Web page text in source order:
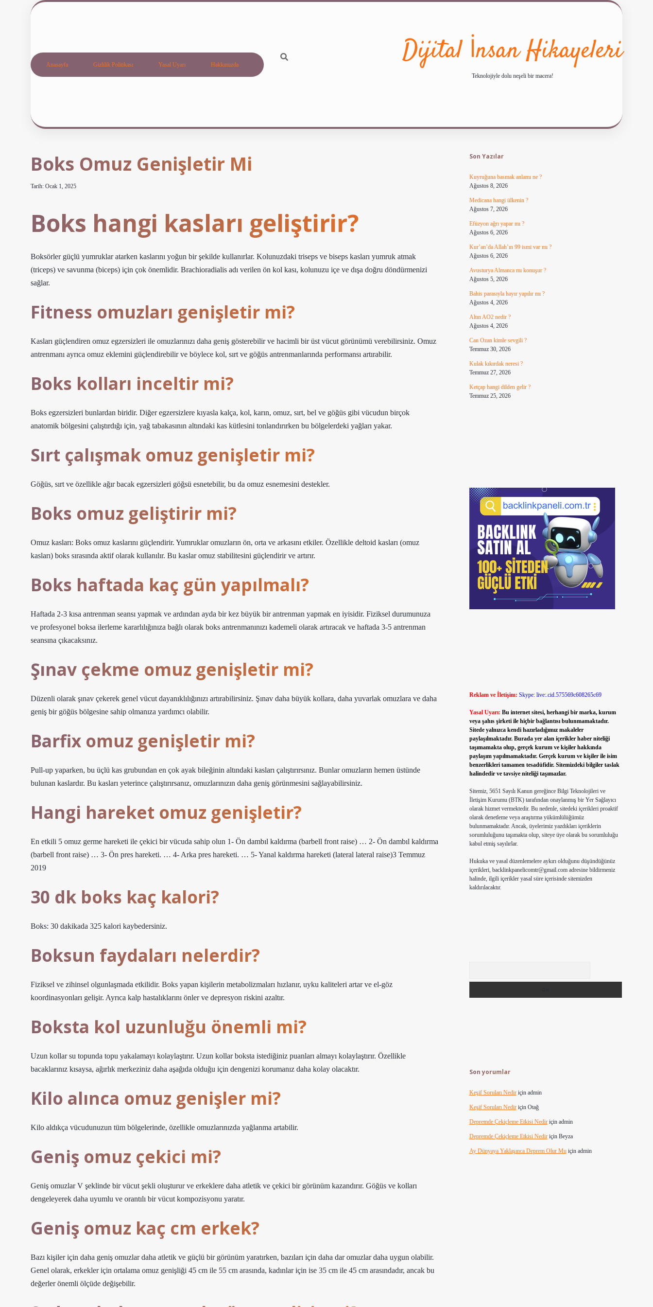
Anasayfa Gizlilik Politikası Yasal Uyarı Hakkımızda Dijital İnsan Hikayeleri
Teknolojiyle dolu neşeli bir macera!
Boks Omuz Genişletir Mi
Tarih: Ocak 1, 2025
Boks hangi kasları geliştirir?
Boksörler güçlü yumruklar atarken kaslarını yoğun bir şekilde kullanırlar. Kolunuzdaki triseps ve biseps kasları yumruk atmak
(triceps) ve savunma (biceps) için çok önemlidir. Brachioradialis adı verilen ön kol kası, kolunuzu içe ve dışa doğru döndürmenizi
sağlar.
Fitness omuzları genişletir mi?
Kasları güçlendiren omuz egzersizleri ile omuzlarınızı daha geniş gösterebilir ve hacimli bir üst vücut görünümü verebilirsiniz. Omuz
antrenmanı ayrıca omuz eklemini güçlendirebilir ve böylece kol, sırt ve göğüs antrenmanlarında performansı artırabilir.
Boks kolları inceltir mi?
Boks egzersizleri bunlardan biridir. Diğer egzersizlere kıyasla kalça, kol, karın, omuz, sırt, bel ve göğüs gibi vücudun birçok
anatomik bölgesini çalıştırdığı için, yağ tabakasının altındaki kas kütlesini tonlandırırken bu bölgelerdeki yağları yakar.
Sırt çalışmak omuz genişletir mi?
Göğüs, sırt ve özellikle ağır bacak egzersizleri göğsü esnetebilir, bu da omuz esnemesini destekler.
Boks omuz geliştirir mi?
Omuz kasları: Boks omuz kaslarını güçlendirir. Yumruklar omuzların ön, orta ve arkasını etkiler. Özellikle deltoid kasları (omuz
kasları) boks sırasında aktif olarak kullanılır. Bu kaslar omuz stabilitesini güçlendirir ve artırır.
Boks haftada kaç gün yapılmalı?
Haftada 2-3 kısa antrenman seansı yapmak ve ardından ayda bir kez büyük bir antrenman yapmak en iyisidir. Fiziksel durumunuza
ve profesyonel boksa ilerleme kararlılığınıza bağlı olarak boks antrenmanınızı kademeli olarak artıracak ve haftada 3-5 antrenman
seansına çıkacaksınız.
Şınav çekme omuz genişletir mi?
Düzenli olarak şınav çekerek genel vücut dayanıklılığınızı artırabilirsiniz. Şınav daha büyük kollara, daha yuvarlak omuzlara ve daha
geniş bir göğüs bölgesine sahip olmanıza yardımcı olabilir.
Barfix omuz genişletir mi?
Pull-up yaparken, bu üçlü kas grubundan en çok ayak bileğinin altındaki kasları çalıştırırsınız. Bunlar omuzların hemen üstünde
bulunan kaslardır. Bu kasları yeterince çalıştırırsanız, omuzlarınızın daha geniş görünmesini sağlayabilirsiniz.
Hangi hareket omuz genişletir?
En etkili 5 omuz germe hareketi ile çekici bir vücuda sahip olun 1- Ön dambıl kaldırma (barbell front raise) … 2- Ön dambıl kaldırma
(barbell front raise) … 3- Ön pres hareketi. … 4- Arka pres hareketi. … 5- Yanal kaldırma hareketi (lateral lateral raise)3 Temmuz
2019
30 dk boks kaç kalori?
Boks: 30 dakikada 325 kalori kaybedersiniz.
Boksun faydaları nelerdir?
Fiziksel ve zihinsel olgunlaşmada etkilidir. Boks yapan kişilerin metabolizmaları hızlanır, uyku kaliteleri artar ve el-göz
koordinasyonları gelişir. Ayrıca kalp hastalıklarını önler ve depresyon riskini azaltır.
Boksta kol uzunluğu önemli mi?
Uzun kollar su topunda topu yakalamayı kolaylaştırır. Uzun kollar boksta istediğiniz puanları almayı kolaylaştırır. Özellikle
bacaklarınız kısaysa, ağırlık merkeziniz daha aşağıda olduğu için dengenizi korumanız daha kolay olacaktır.
Kilo alınca omuz genişler mi?
Kilo aldıkça vücudunuzun tüm bölgelerinde, özellikle omuzlarınızda yağlanma artabilir.
Geniş omuz çekici mi?
Geniş omuzlar V şeklinde bir vücut şekli oluşturur ve erkeklere daha atletik ve çekici bir görünüm kazandırır. Göğüs ve kolları
dengeleyerek daha uyumlu ve orantılı bir vücut kompozisyonu yaratır.
Geniş omuz kaç cm erkek?
Bazı kişiler için daha geniş omuzlar daha atletik ve güçlü bir görünüm yaratırken, bazıları için daha dar omuzlar daha uygun olabilir.
Genel olarak, erkekler için ortalama omuz genişliği 45 cm ile 55 cm arasında, kadınlar için ise 35 cm ile 45 cm arasındadır, ancak bu
değerler önemli ölçüde değişebilir.
Son Yazılar
Kuyruğuna basmak anlamı ne ?
Ağustos 8, 2026
Medicana hangi ülkenin ?
Ağustos 7, 2026
Efüzyon ağrı yapar mı ?
Ağustos 6, 2026
Kur’an’da Allah’ın 99 ismi var mı ?
Ağustos 6, 2026
Avusturya Almanca mı konuşur ?
Ağustos 5, 2026
Bahis parasıyla hayır yapılır mı ?
Ağustos 4, 2026
Altın AO2 nedir ?
Ağustos 4, 2026
Can Ozan kimle sevgili ?
Temmuz 30, 2026
Kulak kıkırdak neresi ?
Temmuz 27, 2026
Ketçap hangi dilden gelir ?
Temmuz 25, 2026
Reklam ve İletişim: Skype: live:.cid.575569c608265c69
Yasal Uyarı: Bu internet sitesi, herhangi bir marka, kurum
veya şahıs şirketi ile hiçbir bağlantısı bulunmamaktadır.
Sitede yalnızca kendi hazırladığımız makaleler
paylaşılmaktadır. Burada yer alan içerikler haber niteliği
taşımamakta olup, gerçek kurum ve kişiler hakkında
paylaşım yapılmamaktadır. Gerçek kurum ve kişiler ile isim
benzerlikleri tamamen tesadüfidir. Sitemizdeki bilgiler taslak
halindedir ve tavsiye niteliği taşımazlar.
Sitemiz, 5651 Sayılı Kanun gereğince Bilgi Teknolojileri ve
İletişim Kurumu (BTK) tarafından onaylanmış bir Yer Sağlayıcı
olarak hizmet vermektedir. Bu nedenle, sitedeki içerikleri proaktif
olarak denetleme veya araştırma yükümlülüğümüz
bulunmamaktadır. Ancak, üyelerimiz yazdıkları içeriklerin
sorumluluğunu taşımakta olup, siteye üye olarak bu sorumluluğu
kabul etmiş sayılırlar.
Hukuka ve yasal düzenlemelere aykırı olduğunu düşündüğünüz
içerikleri, backlinkpanelicomtr@gmail.comadresine bildirmeniz
halinde, ilgili içerikler yasal süre içerisinde sitemizden
kaldırılacaktır.
Son yorumlar
Keşif Soruları Nediriçin admin
Keşif Soruları Nediriçin Otağ
Depremde Çekiçleme Etkisi Nediriçin admin
Depremde Çekiçleme Etkisi Nediriçin Beyza
Ay Dünyaya Yaklaşınca Deprem Olur Muiçin admin